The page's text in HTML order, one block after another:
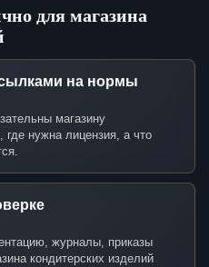
для магазина
на нормы
магазину
где нужна лицензия, а что
журналы, приказы
кондитерских изделий